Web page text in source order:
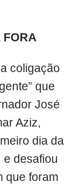
FORA
coligação
que
José
Aziz,
dia da
desafiou
que foram